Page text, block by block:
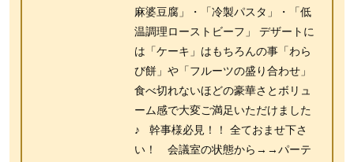
麻婆豆腐」・「冷製パスタ」・「低
温調理ローストビーフ」 デザートに
は「ケーキ」はもちろんの事「わら
び餅」や「フルーツの盛り合わせ」
食べ切れないほどの豪華さとボリュ
ーム感で大変ご満足いただけました
♪ 幹事様必見！！ 全ておませ下さ
い！ 会議室の状態から→→パーテ